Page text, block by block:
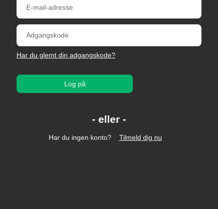
Har du glemt din adgangskode?
Log på
Har du ingen konto? Tilmeld dig nu